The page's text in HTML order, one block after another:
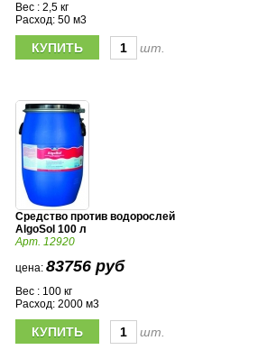
Вес : 2,5 кг
Расход: 50 м3
шт.
Средство против водорослей
AlgoSol 100 л
Арт. 12920
цена: 83756 руб
Вес : 100 кг
Расход: 2000 м3
шт.